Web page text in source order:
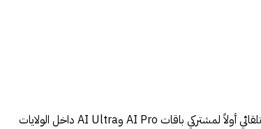
وفي توسع مدروس، بدأت جوجل إتاحة التصفح التلقائي أولاً لمشتركي باقات AI Pro وAI Ultra داخل الولايات